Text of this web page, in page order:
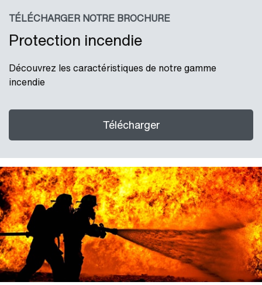
TÉLÉCHARGER NOTRE BROCHURE
Protection incendie
Découvrez les caractéristiques de notre gamme
incendie
Télécharger